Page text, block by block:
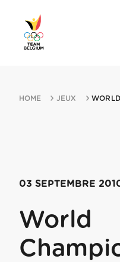
HOME JEUX
03 SEPTEMBRE
World